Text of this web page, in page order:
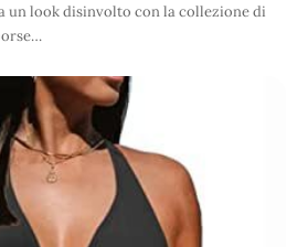
un look disinvolto con la collezione di
…